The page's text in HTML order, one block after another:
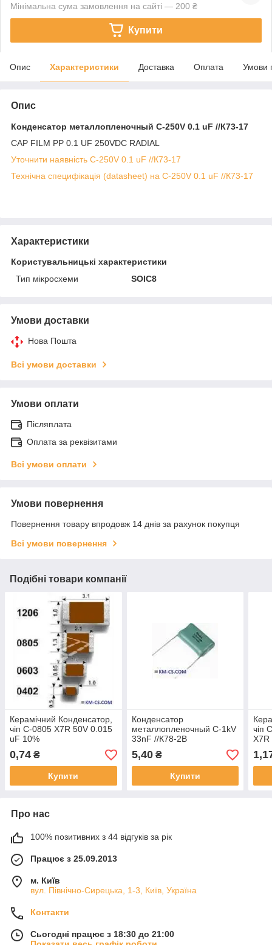
Мінімальна сума замовлення на сайті — 200 ₴
Купити
Опис Характеристики Доставка Оплата Умови
Опис
Конденсатор металлопленочный C-250V 0.1 uF //К73-17
CAP FILM PP 0.1 UF 250VDC RADIAL
Уточнити наявність C-250V 0.1 uF //К73-17
Технічна специфікація (datasheet) на C-250V 0.1 uF //К73-17
Характеристики
Користувальницькі характеристики
Тип мікросхеми
SOIC8
Умови доставки
Нова Пошта
Всі умови доставки
Умови оплати
Післяплата
Оплата за реквізитами
Всі умови оплати
Умови повернення
Повернення товару впродовж 14 днів за рахунок покупця
Всі умови повернення
Подібні товари компанії
Керамічний Конденсатор,
чіп C-0805 X7R 50V 0.015
uF 10%
0,74 ₴
Купити
Конденсатор
металлопленочный C-1kV
33nF //К78-2В
5,40₴
Купити
чіп
X7R
Про нас
100% позитивних з 44 відгуків за рік
Працює з 25.09.2013
м. Київ
вул. Північно-Сирецька, 1-3, Київ, Україна
Контакти
Сьогодні працює з 18:30 до 21:00